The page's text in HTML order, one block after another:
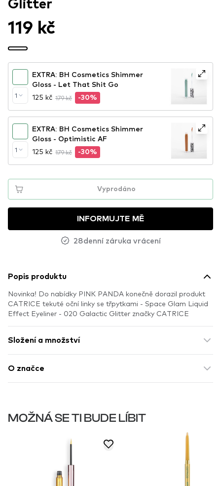
Glitter
119 kč
1
EXTRA: BH Cosmetics Shimmer
Gloss - Let That Shit Go
125 kč 179 kč -30%
1
EXTRA: BH Cosmetics Shimmer
Gloss - Optimistic AF
125 kč 179 kč -30%
Vyprodáno
INFORMUJTE MĚ
28denní záruka vrácení
Popis produktu
Novinka! Do nabídky PINK PANDA konečně dorazil produkt
CATRICE tekuté oční linky se třpytkami - Space Glam Liquid
Effect Eyeliner - 020 Galactic Glitter značky CATRICE
Složení a množství
O značce
MOŽNÁ SE TI BUDE LÍBIT